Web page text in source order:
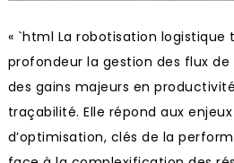
« `html La robotisation logistique
profondeur la gestion des flux
des gains majeurs en
traçabilité. Elle répond aux
d’optimisation, clés de la